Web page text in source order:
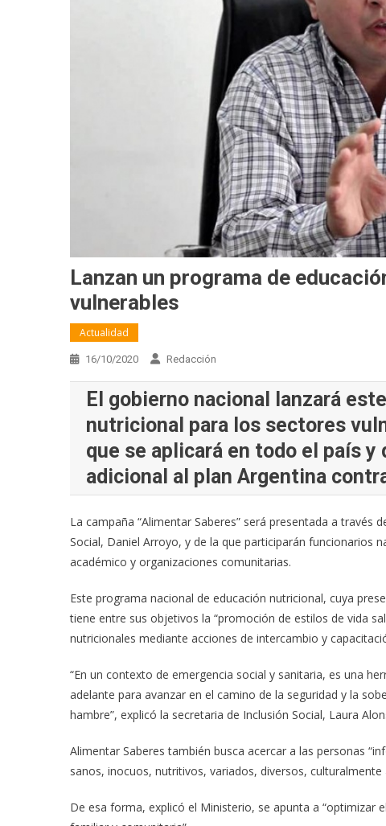
Lanzan un programa de
vulnerables
Actualidad
16/10/2020 Redacción
El gobierno nacional lanzará
nutricional para los sectores
que se aplicará en todo el país
adicional al plan Argentina
La campaña “Alimentar Saberes” será presentada a
Social, Daniel Arroyo, y de la que participarán funcionarios
académico y organizaciones comunitarias.
Este programa nacional de educación nutricional, cuya
tiene entre sus objetivos la “promoción de estilos de vida
nutricionales mediante acciones de intercambio y
“En un contexto de emergencia social y sanitaria, es una
adelante para avanzar en el camino de la seguridad y la
hambre”, explicó la secretaria de Inclusión Social, Laura
Alimentar Saberes también busca acercar a las personas
sanos, inocuos, nutritivos, variados, diversos,
De esa forma, explicó el Ministerio, se apunta a “optimizar